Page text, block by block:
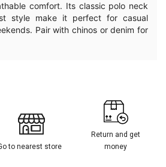
comfort. Its classic polo neck
style make it perfect for casual
Pair with chinos or denim for
to nearest store
Return and get
money